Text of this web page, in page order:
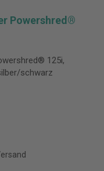
Powershred®
125i,
schwarz